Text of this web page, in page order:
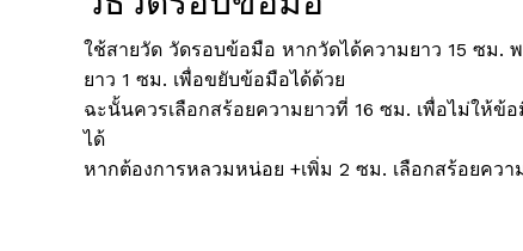
ใช้สายวัด วัดรอบข้อมือ หากวัดได้ความยาว 15 ซม.
ยาว 1 ซม. เพื่อขยับข้อมือได้ด้วย
ฉะนั้นควรเลือกสร้อยความยาวที่ 16 ซม. เพื่อไม่ให้ข้
ได้
หากต้องการหลวมหน่อย +เพิ่ม 2 ซม. เลือกสร้อยควา